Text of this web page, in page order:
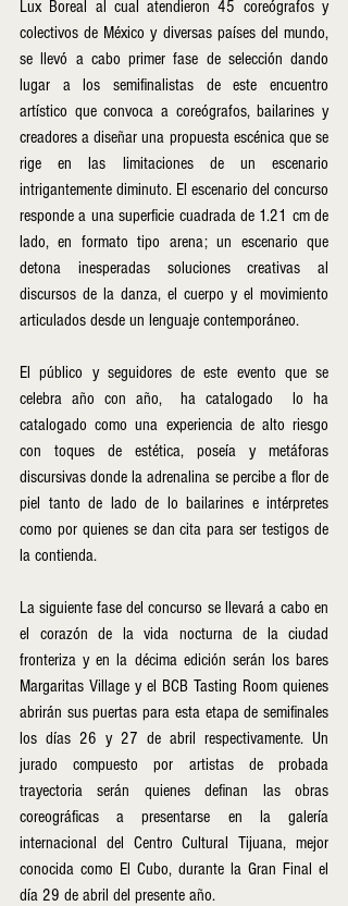
Lux Boreal al cual atendieron 45 coreógrafos y
colectivos de México y diversas países del mundo,
se llevó a cabo primer fase de selección dando
lugar a los semifinalistas de este encuentro
artístico que convoca a coreógrafos, bailarines y
creadores a diseñar una propuesta escénica que se
rige en las limitaciones de un escenario
intrigantemente diminuto. El escenario del concurso
responde a una superficie cuadrada de 1.21 cm de
lado, en formato tipo arena; un escenario que
detona inesperadas soluciones creativas al
discursos de la danza, el cuerpo y el movimiento
articulados desde un lenguaje contemporáneo.
El público y seguidores de este evento que se
celebra año con año,  ha catalogado  lo ha
catalogado como una experiencia de alto riesgo
con toques de estética, poseía y metáforas
discursivas donde la adrenalina se percibe a flor de
piel tanto de lado de lo bailarines e intérpretes
como por quienes se dan cita para ser testigos de
la contienda.
La siguiente fase del concurso se llevará a cabo en
el corazón de la vida nocturna de la ciudad
fronteriza y en la décima edición serán los bares
Margaritas Village y el BCB Tasting Room quienes
abrirán sus puertas para esta etapa de semifinales
los días 26 y 27 de abril respectivamente. Un
jurado compuesto por artistas de probada
trayectoria serán quienes definan las obras
coreográficas a presentarse en la galería
internacional del Centro Cultural Tijuana, mejor
conocida como El Cubo, durante la Gran Final el
día 29 de abril del presente año.